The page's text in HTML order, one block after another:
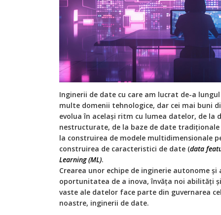
Inginerii de date cu care am lucrat de-a
multe domenii tehnologice, dar cei mai buni
evolua în același ritm cu lumea datelor, de la
nestructurate, de la baze de date
la construirea de modele multidimensionale
construirea de caracteristici de date (data
Learning (ML).
Crearea unor echipe de inginerie autonome
oportunitatea de a inova, învăța noi abilități
vaste ale datelor face parte din guvernarea
noastre, inginerii de date.